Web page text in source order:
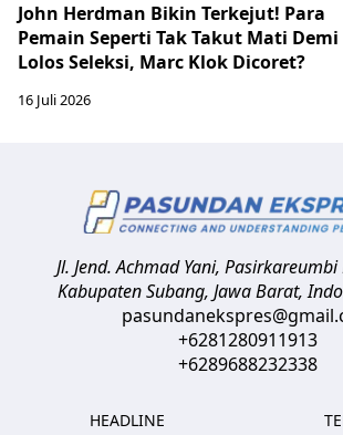
John Herdman Bikin Terkejut! Para
Pemain Seperti Tak Takut Mati Demi
Lolos Seleksi, Marc Klok Dicoret?
16 Juli 2026
Jl. Jend. Achmad Yani, Pasirkareumbi
Kabupaten Subang, Jawa Barat,
+6281280911913
+6289688232338
HEADLINE